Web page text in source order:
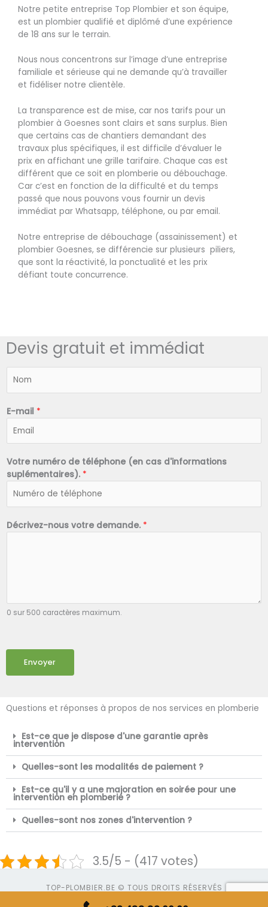
Notre petite entreprise Top Plombier et son équipe,
est un plombier qualifié et diplômé d’une expérience
de 18 ans sur le terrain.
Nous nous concentrons sur l’image d’une entreprise
familiale et sérieuse qui ne demande qu’à travailler
et fidéliser notre clientèle.
La transparence est de mise, car nos tarifs pour un
plombier à Goesnes sont clairs et sans surplus. Bien
que certains cas de chantiers demandant des
travaux plus spécifiques, il est difficile d’évaluer le
prix en affichant une grille tarifaire. Chaque cas est
différent que ce soit en plomberie ou débouchage.
Car c’est en fonction de la difficulté et du temps
passé que nous pouvons vous fournir un devis
immédiat par Whatsapp, téléphone, ou par email.
Notre entreprise de débouchage (assainissement) et
plombier Goesnes, se différencie sur plusieurs piliers,
que sont la réactivité, la ponctualité et les prix
défiant toute concurrence.
Devis gratuit et immédiat
*
E-mail *
Votre numéro de téléphone (en cas d'informations
suplémentaires). *
Décrivez-nous votre demande. *
0 sur 500 caractères maximum.
Envoyer
Questions et réponses à propos de nos services en plomberie
Est-ce que je dispose d'une garantie après
intervention
Quelles-sont les modalités de paiement ?
Est-ce qu'il y a une majoration en soirée pour une
intervention en plomberie ?
Quelles-sont nos zones d'intervention ?
3.5/5 - (417 votes)
TOP-PLOMBIER.BE © TOUS DROITS RÉSERVÉS